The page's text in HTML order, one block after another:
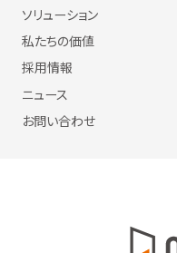
ソリューション
私たちの価値
採用情報
ニュース
お問い合わせ